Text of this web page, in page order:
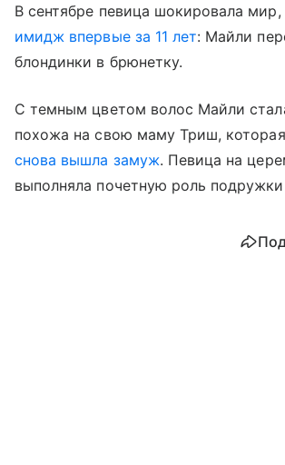
В сентябре певица шокировала мир,
имидж впервые за 11 лет: Майли
блондинки в брюнетку.
С темным цветом волос Майли
похожа на свою маму Триш,
снова вышла замуж. Певица на
выполняла почетную роль